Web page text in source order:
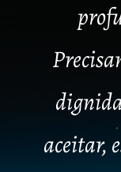
aceitar,